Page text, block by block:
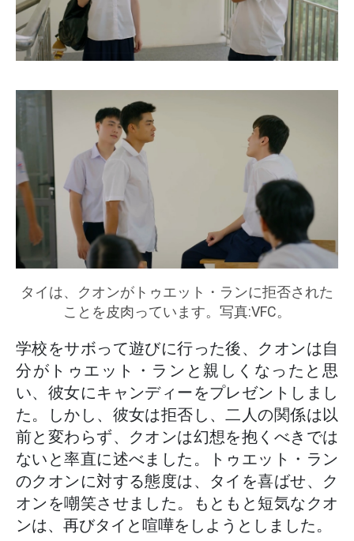
タイは、クオンがトゥエット・ランに拒否された
ことを皮肉っています。写真:VFC。
学校をサボって遊びに行った後、クオンは自
分がトゥエット・ランと親しくなったと思
い、彼女にキャンディーをプレゼントしまし
た。しかし、彼女は拒否し、二人の関係は以
前と変わらず、クオンは幻想を抱くべきでは
ないと率直に述べました。トゥエット・ラン
のクオンに対する態度は、タイを喜ばせ、ク
オンを嘲笑させました。もともと短気なクオ
ンは、再びタイと喧嘩をしようとしました。